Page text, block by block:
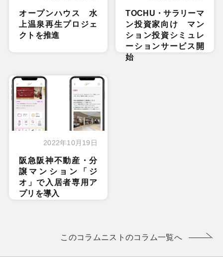
オープンハウス 水
上温泉再生プロジェ
クトを推進
TOCHU・サラリーマ
ン投資家向け マン
ション投資シミュレ
ーションサービス開
始
2022年10月19日
阪急阪神不動産・分
譲マンション「ジ
オ」で入居者専用ア
プリを導入
このコラムニストのコラム一覧へ